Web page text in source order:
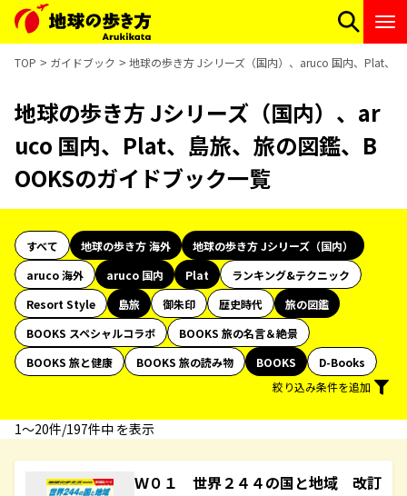
TOP ガイドブック 地球の歩き方 Jシリーズ（国内）、aruco 国内、Plat、
地球の歩き方 Jシリーズ（国内）、ar
uco 国内、Plat、島旅、旅の図鑑、B
OOKSのガイドブック一覧
すべて 地球の歩き方 海外
地球の歩き方 Jシリーズ（国内）
aruco 海外
aruco 国内 Plat
ランキング&テクニック
Resort Style
島旅 御朱印 歴史時代
旅の図鑑
BOOKS スペシャルコラボ
BOOKS 旅の名言＆絶景
BOOKS 旅と健康
BOOKS 旅の読み物 BOOKS
D-Books
絞り込み条件を追加
1〜20件/197件中 を表示
Ｗ０１ 世界２４４の国と地域 改訂